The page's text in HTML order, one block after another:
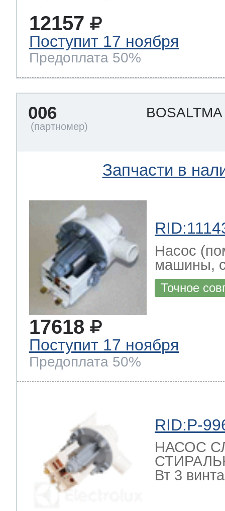
12157
Поступит 17 ноября
Предоплата 50%
006
Запчасти в
Насос
машины,
Точное
17618
Поступит 17 ноября
Предоплата 50%
RID:P-
НАСОС
Вт 3